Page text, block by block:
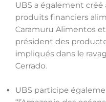
UBS a également créé
produits financiers
Caramuru Alimentos
président des
impliqués dans le
Cerrado.
UBS participe